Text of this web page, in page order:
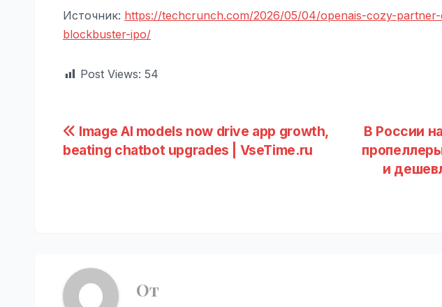
Источник: https://techcrunch.com/2026/05/04/openais-cozy-
blockbuster-ipo/
Post Views: 54
Навигация
по
В России
и
Image AI models now drive app growth,
beating chatbot upgrades | VseTime.ru
От